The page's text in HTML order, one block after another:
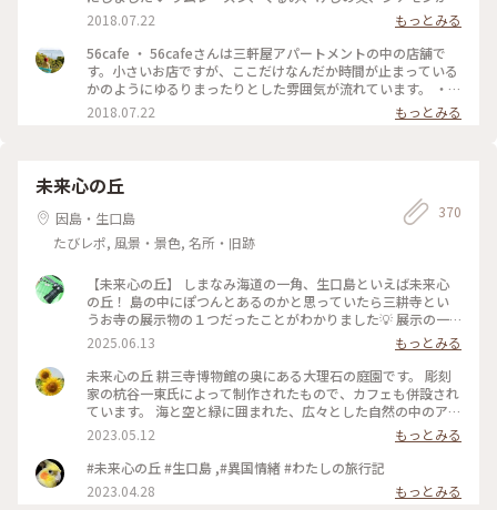
っていて、チーズクリームが絶妙にマッチ❤️キャロットケーキ
もかなりオススメです(≧∀≦)このケーキを食べれてよかった
✨ ・ 他にメニューはラムレーズンのチーズケーキ(お酒強め)
や、ラム酒アイスの大人パフェもラムレーズン好きとしてはか
なり気になりましたが、妊婦のため我慢しました💦 苔パフェ
も人気です✨美味しそうなスイーツいっぱいで迷う事間違いな
しです(≧∀≦) ・ #56cafe #カフェ部 #広島県 #尾道 #ことり
2018.07.22
もっとみる
56cafe ・ 56cafeさんは三軒屋アパートメントの中の店舗で
す。小さいお店ですが、ここだけなんだか時間が止まっている
かのようにゆるりまったりとした雰囲気が流れています。 ・
他に、尾道レコードさんや、ほぐしサロン、卓球天狗プレイ
場、古物屋さんなどの店舗が入ってます。 散策するのも楽しか
夏色さがし
2018.07.22 もっとみる
未来心の丘
因島・生口島
たびレポ, 風景・景色, 名所・旧跡
370
【未来心の丘】 しまなみ海道の一角、生口島といえば未来心
の丘！ 島の中にぽつんとあるのかと思っていたら三耕寺とい
うお寺の展示物の１つだったことがわかりました💡 展示の一
番奥、階段を登った先にあります。エレベーターでスキップ
可、登った先にはカフェや椅子もあるので休憩可能。 丘の上
にある真っ白な空間、素敵すぎる📷✨ しまなみ海道の島々も眺
めることができて青空がとてもよく似合う場所でした。 #尾道
#生口島 #しまなみ海道 #フォトスポット #白 #丘の上の絶景 #
2025.06.13
もっとみる
未来心の丘 耕三寺博物館の奥にある大理石の庭園です。 彫刻
家の杭谷一東氏によって制作されたもので、カフェも併設され
ています。 海と空と緑に囲まれた、広々とした自然の中のアー
ト。 触れたり登ったり、自由に楽しめます😊 この日は曇って
ましたが、晴れていると真っ白な大理石が眩しい程でしょうね
✨ モニュメントにはそれぞれタイトルとテーマがあり、形や方
角などは仏教護法の十二天にちなんでいるそうです。 外へ出る
とレモンの島らしく、ポストもレモン色でした💛 #私のことり
2023.05.12
もっとみる
#未来心の丘 #生口島 ,#異国情緒 #わたしの旅行記
2023.04.28
もっとみる